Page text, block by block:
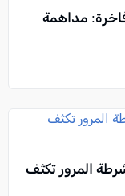
و10 ساعات فاخرة: مداهمة
المرور تكثف